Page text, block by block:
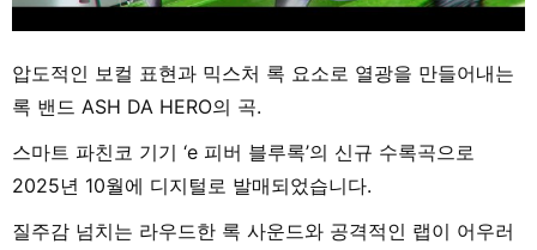
압도적인 보컬 표현과 믹스처 록 요소로 열광을 만들어내는
록 밴드 ASH DA HERO의 곡.
스마트 파친코 기기 ‘e 피버 블루록’의 신규 수록곡으로
2025년 10월에 디지털로 발매되었습니다.
질주감 넘치는 라우드한 록 사운드와 공격적인 랩이 어우러